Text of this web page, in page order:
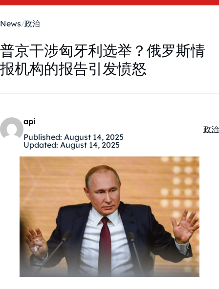
News 政治
普京干涉匈牙利选举？俄罗斯情
报机构的报告引发愤怒
api
Published: August 14, 2025
Updated: August 14, 2025
政治